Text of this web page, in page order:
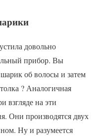
довольно
прибор. Вы
об волосы и затем
? Аналогичная
взгляде на эти
Они производятся двух
Ну и разумеется